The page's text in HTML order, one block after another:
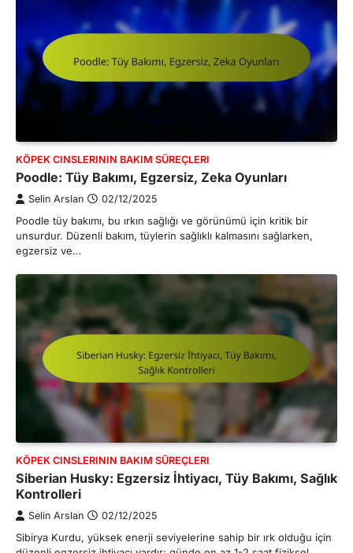
KÖPEK CINSLERININ BAKIM SÜREÇLERI
Poodle: Tüy Bakımı, Egzersiz, Zeka Oyunları
Selin Arslan 02/12/2025
Poodle tüy bakımı, bu ırkın sağlığı ve görünümü için kritik bir
unsurdur. Düzenli bakım, tüylerin sağlıklı kalmasını sağlarken,
egzersiz ve…
KÖPEK CINSLERININ BAKIM SÜREÇLERI
Siberian Husky: Egzersiz İhtiyacı, Tüy Bakımı, Sağlık
Kontrolleri
Selin Arslan 02/12/2025
Sibirya Kurdu, yüksek enerji seviyelerine sahip bir ırk olduğu için